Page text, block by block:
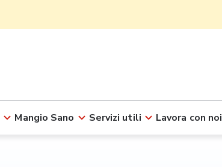
Mangio Sano Servizi utili Lavora con noi